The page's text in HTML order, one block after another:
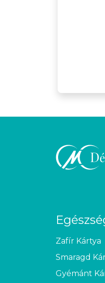
Zafír Kártya
Smaragd
Gyémánt